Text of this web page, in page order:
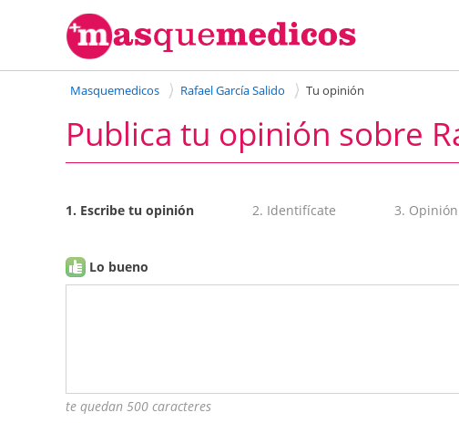
Masquemedicos Rafael García Salido Tu opinión
Publica tu opinión sobre
1. Escribe tu opinión 2. Identifícate 3.
Lo bueno
te quedan 500 caracteres